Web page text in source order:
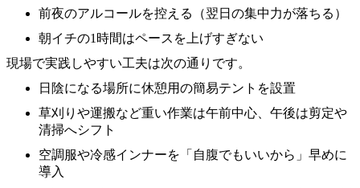
前夜のアルコールを控える（翌日の集中力が落ちる）
朝イチの1時間はペースを上げすぎない
現場で実践しやすい工夫は次の通りです。
日陰になる場所に休憩用の簡易テントを設置
草刈りや運搬など重い作業は午前中心、午後は剪定や
清掃へシフト
空調服や冷感インナーを「自腹でもいいから」早めに
導入